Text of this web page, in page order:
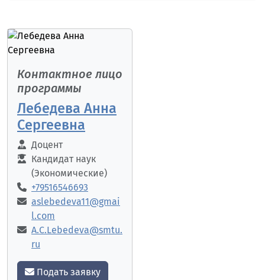
Контактное лицо
программы
Лебедева Анна
Сергеевна
Доцент
Кандидат наук
(Экономические)
+79516546693
aslebedeva11@gmai
l.com
A.C.Lebedeva@smtu.
ru
Подать заявку